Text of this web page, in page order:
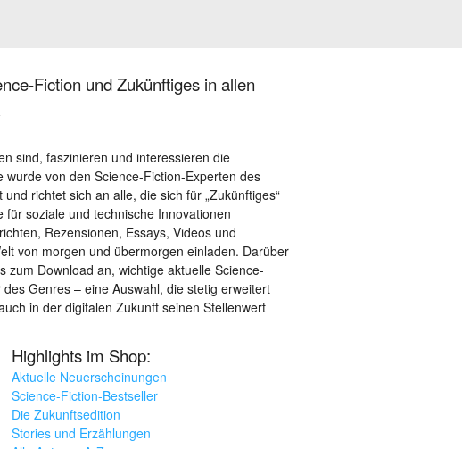
Fiction und Zukünftiges in allen
sind, faszinieren und interessieren die
von den Science-Fiction-Experten des
richtet sich an alle, die sich für „Zukünftiges“
soziale und technische Innovationen
Rezensionen, Essays, Videos und
von morgen und übermorgen einladen. Darüber
zum Download an, wichtige aktuelle Science-
Genres – eine Auswahl, die stetig erweitert
in der digitalen Zukunft seinen Stellenwert
Highlights im Shop:
Aktuelle Neuerscheinungen
Science-Fiction-Bestseller
Die Zukunftsedition
Stories und Erzählungen